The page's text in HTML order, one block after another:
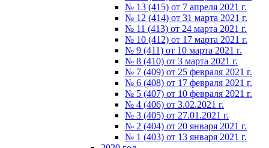
№ 13 (415) от 7 апреля 2021 г.
№ 12 (414) от 31 марта 2021 г.
№ 11 (413) от 24 марта 2021 г.
№ 10 (412) от 17 марта 2021 г.
№ 9 (411) от 10 марта 2021 г.
№ 8 (410) от 3 марта 2021 г.
№ 7 (409) от 25 февраля 2021 г.
№ 6 (408) от 17 февраля 2021 г.
№ 5 (407) от 10 февраля 2021 г.
№ 4 (406) от 3.02.2021 г.
№ 3 (405) от 27.01.2021 г.
№ 2 (404) от 20 января 2021 г.
№ 1 (403) от 13 января 2021 г.